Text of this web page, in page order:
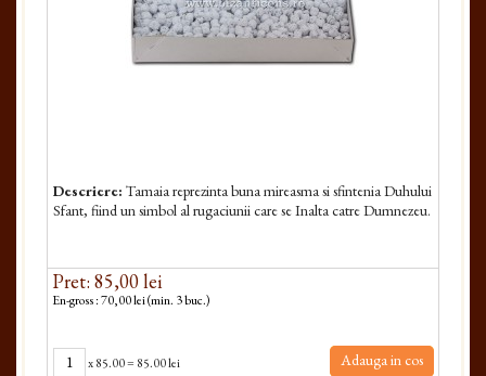
Descriere: Tamaia reprezinta buna mireasma si sfintenia Duhului
Sfant, fiind un simbol al rugaciunii care se Inalta catre Dumnezeu.
Pret: 85,00 lei
En-gross : 70,00 lei (min. 3 buc.)
x85.00= 85.00 lei Adauga in cos